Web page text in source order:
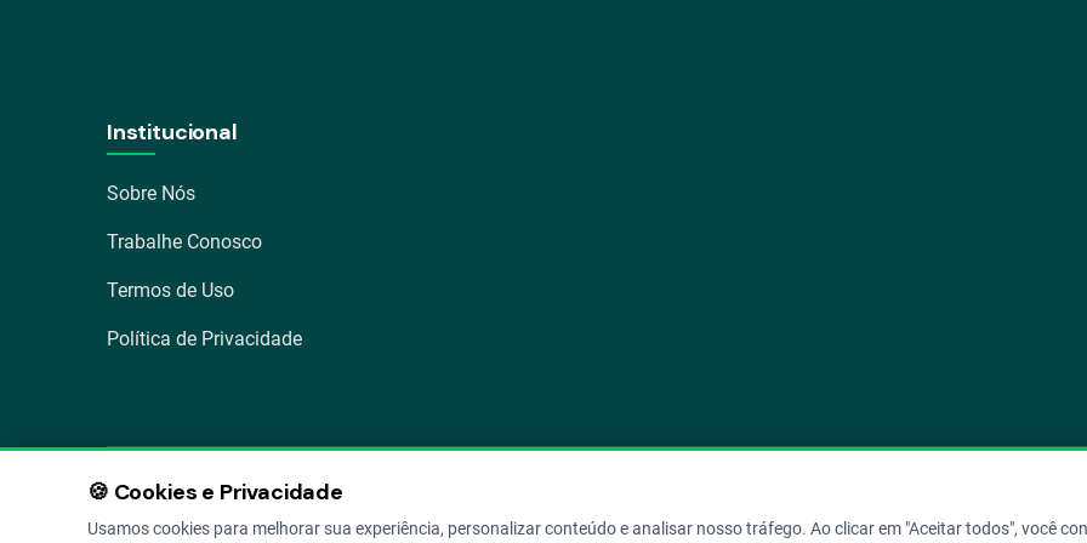
Institucional
Sobre Nós
Trabalhe Conosco
Termos de Uso
Política de Privacidade
🍪 Cookies e Privacidade
Usamos cookies para melhorar sua experiência, personalizar conteúdo e analisar nosso tráfego. Ao clicar em "Aceitar todos", você